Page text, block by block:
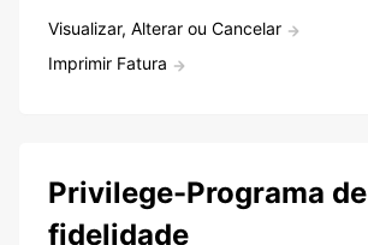
Visualizar, Alterar ou Cancelar
Imprimir Fatura
Privilege-Programa de
fidelidade